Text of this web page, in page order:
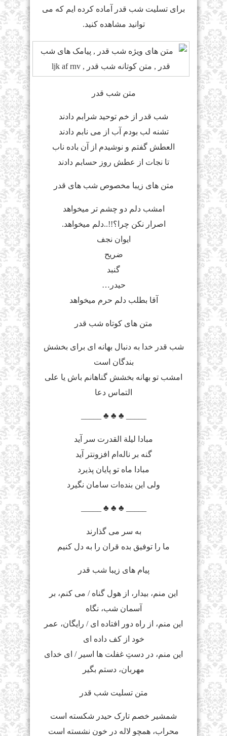
برای تسلیت شب قدر آماده کرده ایم که می
توانید مشاهده کنید.
متن شب قدر
شب قدر از خم توحید شرابم دادند
تشنه لب بودم آب از می نابم دادند
العطش گفتم و نوشیدم از آن باده ناب
تا نجات از عطش روز حسابم دادند
متن های زیبا مخصوص شب های قدر
امشب دلم دو چشم تر میخواهد
اصرار نکن چرا؟!!..دلم میخواهد.
ایوان نجف
ضریح
گنبد
حیدر…
آقا بطلب دلم حرم میخواهد
متن های کوتاه شب قدر
شب قدر خدا به دنبال بهانه ای برای بخشش
بندگان است
امشب تو بهانه بخشش گناهانم باش یا علی
التماس دعا
_____ ♣ ♣ ♣ _____
مبادا لیلة القدرت سر آید
گنه بر ناله‌ام افزونتر آید
مبادا ماه تو پایان پذیرد
ولی این بنده‌ات سامان نگیرد
_____ ♣ ♣ ♣ _____
به سر می گذارند
ما را توفیق بده قران را به دل کنیم
پیام های زیبا شب قدر
اين منم، بيدار، از هول گناه / مى کنم، بر
آسمان شب، نگاه
اين منم، از راه دور افتاده اى / رايگان، عمر
خود از کف داده اى
اين منم، در دستِ غفلت ها اسير / اى خداى
مهربان، دستم بگير
متن تسلیت شب قدر
شمشیر خصم تارک حیدر شکسته است
محراب، همچو لاله در خون نشسته است